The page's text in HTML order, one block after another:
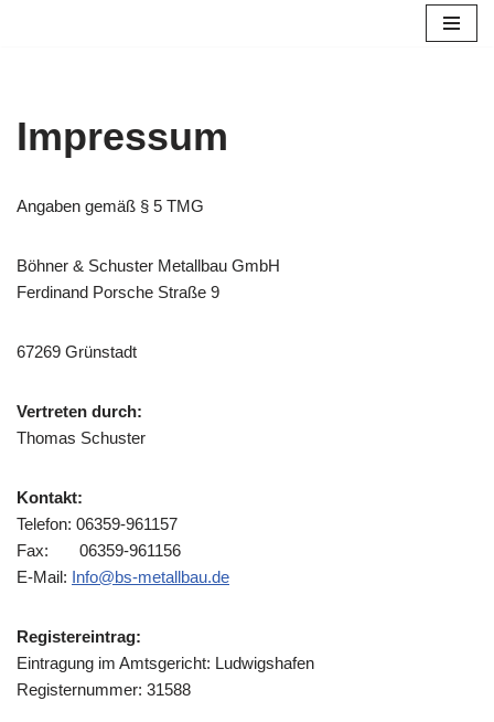
Impressum
Angaben gemäß § 5 TMG
Böhner & Schuster Metallbau GmbH
Ferdinand Porsche Straße 9
67269 Grünstadt
Vertreten durch:
Thomas Schuster
Kontakt:
Telefon: 06359-961157
Fax: 06359-961156
E-Mail: Info@bs-metallbau.de
Registereintrag:
Eintragung im Amtsgericht: Ludwigshafen
Registernummer: 31588